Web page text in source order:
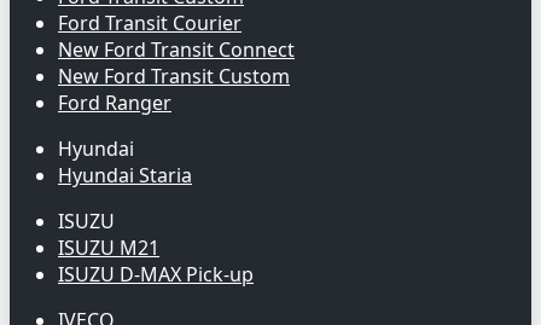
Ford Transit Courier
New Ford Transit Connect
New Ford Transit Custom
Ford Ranger
Hyundai
Hyundai Staria
ISUZU
ISUZU M21
ISUZU D-MAX Pick-up